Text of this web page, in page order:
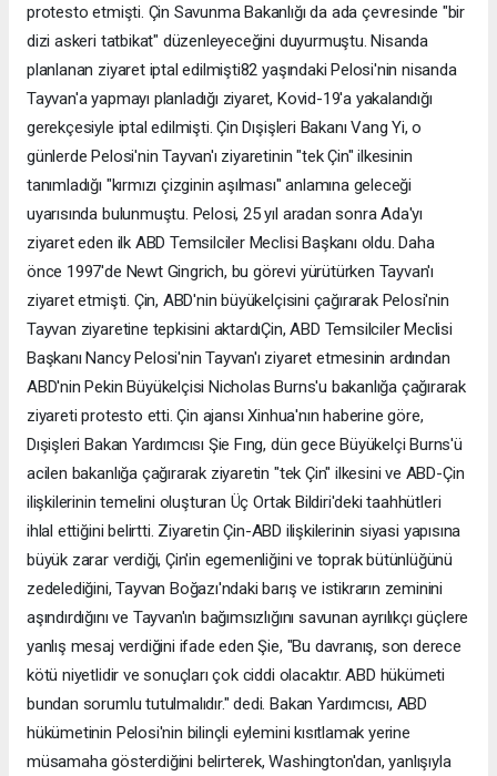
protesto etmişti. Çin Savunma Bakanlığı da ada çevresinde "bir
dizi askeri tatbikat" düzenleyeceğini duyurmuştu. Nisanda
planlanan ziyaret iptal edilmişti82 yaşındaki Pelosi'nin nisanda
Tayvan'a yapmayı planladığı ziyaret, Kovid-19'a yakalandığı
gerekçesiyle iptal edilmişti. Çin Dışişleri Bakanı Vang Yi, o
günlerde Pelosi'nin Tayvan'ı ziyaretinin "tek Çin" ilkesinin
tanımladığı "kırmızı çizginin aşılması" anlamına geleceği
uyarısında bulunmuştu. Pelosi, 25 yıl aradan sonra Ada'yı
ziyaret eden ilk ABD Temsilciler Meclisi Başkanı oldu. Daha
önce 1997'de Newt Gingrich, bu görevi yürütürken Tayvan'ı
ziyaret etmişti. Çin, ABD'nin büyükelçisini çağırarak Pelosi'nin
Tayvan ziyaretine tepkisini aktardıÇin, ABD Temsilciler Meclisi
Başkanı Nancy Pelosi'nin Tayvan'ı ziyaret etmesinin ardından
ABD'nin Pekin Büyükelçisi Nicholas Burns'u bakanlığa çağırarak
ziyareti protesto etti. Çin ajansı Xinhua'nın haberine göre,
Dışişleri Bakan Yardımcısı Şie Fıng, dün gece Büyükelçi Burns'ü
acilen bakanlığa çağırarak ziyaretin "tek Çin" ilkesini ve ABD-Çin
ilişkilerinin temelini oluşturan Üç Ortak Bildiri'deki taahhütleri
ihlal ettiğini belirtti. Ziyaretin Çin-ABD ilişkilerinin siyasi yapısına
büyük zarar verdiği, Çin'in egemenliğini ve toprak bütünlüğünü
zedelediğini, Tayvan Boğazı'ndaki barış ve istikrarın zeminini
aşındırdığını ve Tayvan'ın bağımsızlığını savunan ayrılıkçı güçlere
yanlış mesaj verdiğini ifade eden Şie, "Bu davranış, son derece
kötü niyetlidir ve sonuçları çok ciddi olacaktır. ABD hükümeti
bundan sorumlu tutulmalıdır." dedi. Bakan Yardımcısı, ABD
hükümetinin Pelosi'nin bilinçli eylemini kısıtlamak yerine
müsamaha gösterdiğini belirterek, Washington'dan, yanlışıyla